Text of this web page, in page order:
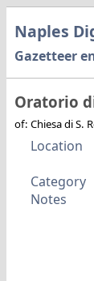
Naples
Gazetteer
Oratorio
of: Chiesa di S.
Location
Category
Notes